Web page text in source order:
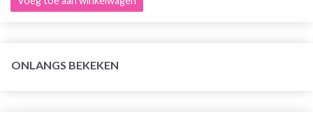
ONLANGS BEKEKEN